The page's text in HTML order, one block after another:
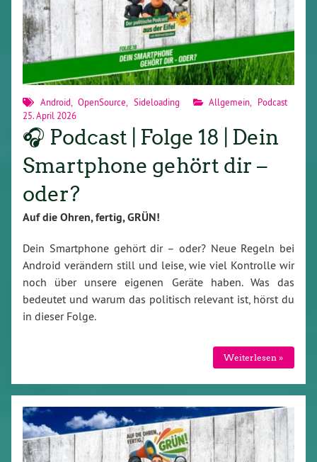
Android ,OpenSource ,Sideloading Allgemein
Podcast
25. April 2026
🎧 Podcast | Folge 18 | Dein
Smartphone gehört dir –
oder?
Auf die Ohren, fertig, GRÜN!
Dein Smartphone gehört dir – oder? Neue Regeln bei
Android verändern still und leise, wie viel Kontrolle wir
noch über unsere eigenen Geräte haben. Was das
bedeutet und warum das politisch relevant ist, hörst du
in dieser Folge.
Weiterlesen »